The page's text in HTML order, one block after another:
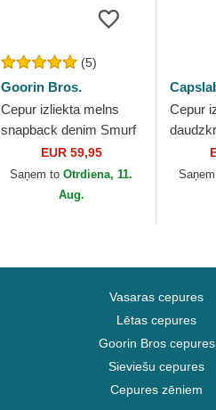
(5)
Goorin Bros.
Cepur izliekta melns
snapback denim Smurf
The Showdown The
Farm no Goorin Bros.
EUR 59,95
Saņem toOtrdiena, 11.
Aug.
Cepur
Toms
Tunes
Vasaras cepures
Lētas cepures
Goorin Bros cepures
Sieviešu cepures
Cepures zēniem